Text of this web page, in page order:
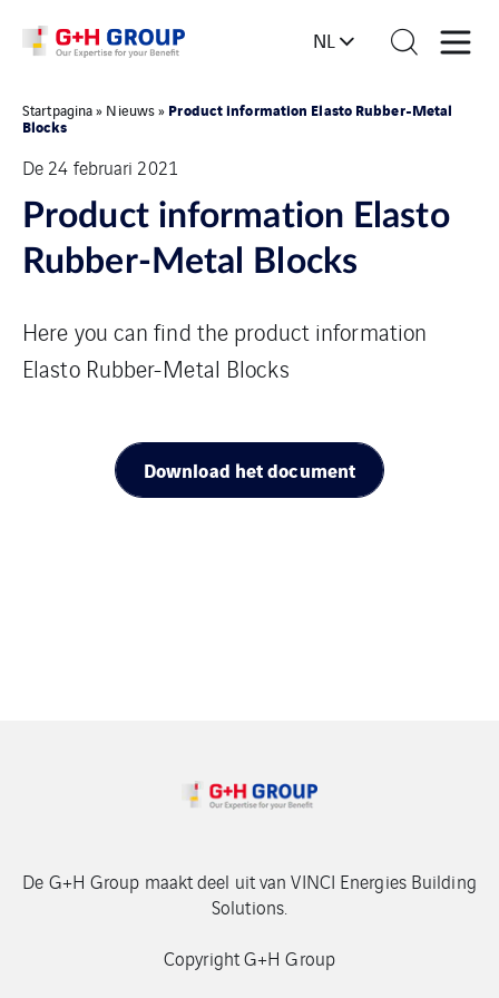
NL
Startpagina» Nieuws» Product information Elasto Rubber-Metal
Blocks
De 24 februari 2021
Product information Elasto
Rubber-Metal Blocks
Here you can find the product information
Elasto Rubber-Metal Blocks
Download het document
De G+H Group maakt deel uit van VINCI Energies Building
Solutions.
Copyright G+H Group